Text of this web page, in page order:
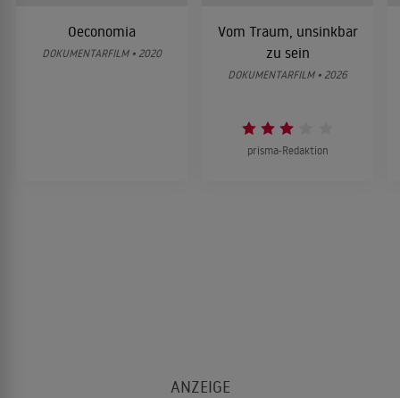
Oeconomia
DOKUMENTARFILM • 2020
Vom Traum, unsinkbar
zu sein
DOKUMENTARFILM • 2026
prisma-Redaktion